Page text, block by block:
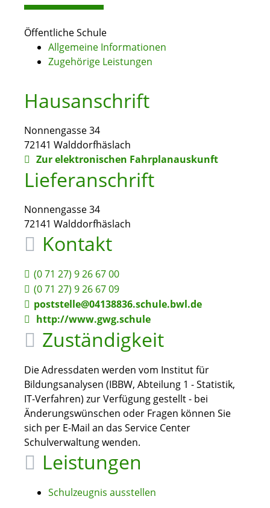
Öffentliche Schule
Allgemeine Informationen
Zugehörige Leistungen
Hausanschrift
Nonnengasse 34
72141 Walddorfhäslach
Zur elektronischen Fahrplanauskunft
Lieferanschrift
Nonnengasse 34
72141 Walddorfhäslach
Kontakt
(0 71 27) 9 26 67 00
(0 71 27) 9 26 67 09
poststelle@04138836.schule.bwl.de
http://www.gwg.schule
Zuständigkeit
Die Adressdaten werden vom Institut für
Bildungsanalysen (IBBW, Abteilung 1 - Statistik,
IT-Verfahren) zur Verfügung gestellt - bei
Änderungswünschen oder Fragen können Sie
sich per E-Mail an das Service Center
Schulverwaltung wenden.
Leistungen
Schulzeugnis ausstellen